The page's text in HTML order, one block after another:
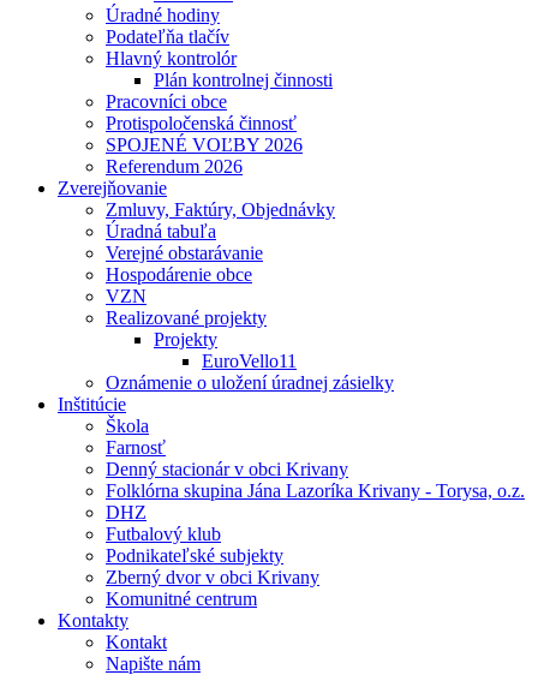
Úradné hodiny
Podateľňa tlačív
Hlavný kontrolór
Plán kontrolnej činnosti
Pracovníci obce
Protispoločenská činnosť
SPOJENÉ VOĽBY 2026
Referendum 2026
Zverejňovanie
Zmluvy, Faktúry, Objednávky
Úradná tabuľa
Verejné obstarávanie
Hospodárenie obce
VZN
Realizované projekty
Projekty
EuroVello11
Oznámenie o uložení úradnej zásielky
Inštitúcie
Škola
Farnosť
Denný stacionár v obci Krivany
Folklórna skupina Jána Lazoríka Krivany - Torysa, o.z.
DHZ
Futbalový klub
Podnikateľské subjekty
Zberný dvor v obci Krivany
Komunitné centrum
Kontakty
Kontakt
Napište nám